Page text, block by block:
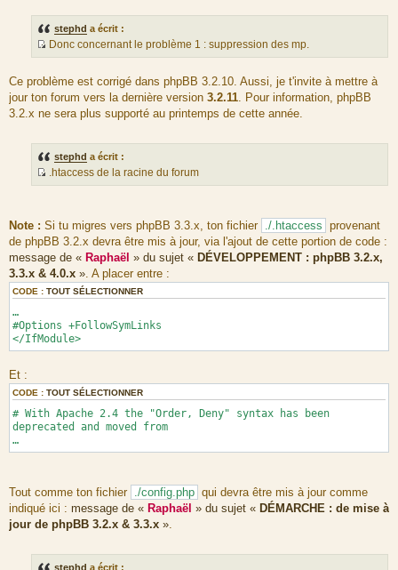
</Files>
<Files "common.php">
Order Allow,Deny
Deny from All
</IfVersion>
<IfVersion >= 2.4>
<Files "config.php">
<Files "common.php">
Require all denied
</Files>
<IfModule !mod_version.c>
<IfModule !mod_authz_core.c>
<Files "config.php">
Order Allow,Deny
Deny from All
</Files>
<Files "common.php">
Order Allow,Deny
Deny from All
</Files>
</IfModule>
<Files "config.php">
Require all denied
</Files>
<Files "common.php">
Require all denied
</Files>
stephd a écrit :
S
u
r
c
d
u
m
s
a
g
e
Donc concernant le problème 1 : suppression des mp.
Ce problème est corrigé dans phpBB 3.2.10. Aussi, je t'invite à mettre à
jour ton forum vers la dernière version 3.2.11. Pour information, phpBB
3.2.x ne sera plus supporté au printemps de cette année.
stephd a écrit :
S
r
c
e
d
u
e
s
g
e
.htaccess de la racine du forum
Note : Si tu migres vers phpBB 3.3.x, ton fichier ./.htaccess provenant
de phpBB 3.2.x devra être mis à jour, via l'ajout de cette portion de code :
message de « Raphaël » du sujet « DÉVELOPPEMENT : phpBB 3.2.x,
3.3.x & 4.0.x ». A placer entre :
CODE : TOUT SÉLECTIONNER
…
#Options +FollowSymLinks
</IfModule>
Et :
CODE : TOUT SÉLECTIONNER
# With Apache 2.4 the "Order, Deny" syntax has been
deprecated and moved from
…
Tout comme ton fichier ./config.php qui devra être mis à jour comme
indiqué ici : message de « Raphaël » du sujet « DÉMARCHE : de mise à
jour de phpBB 3.2.x & 3.3.x ».
stephd a écrit :